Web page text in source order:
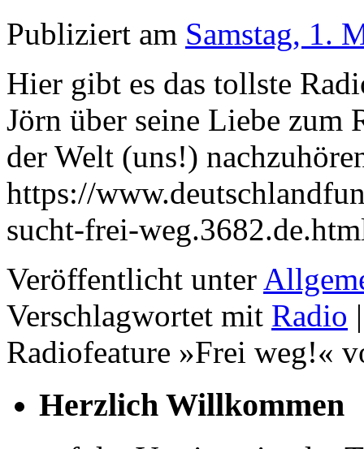
Publiziert am Samstag, 1.
Hier gibt es das tollste
Jörn über seine Liebe zum
der Welt (uns!)
https://
sucht-frei-
Veröffentlicht unter
Verschlagwortet mit Radio |
Radiofeature »Frei weg!«
Herzlich Willkommen